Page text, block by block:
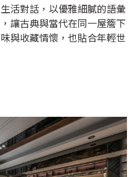
活對話，以優雅細膩的語彙
讓古典與當代在同一屋簷下
與收藏情懷，也貼合年輕世